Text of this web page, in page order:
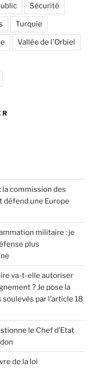
Sécurité
Turquie
Vallée de l'Orbiel
la commission des
défend une Europe
militaire : je
plus
va-t-elle autoriser
? Je pose la
par l’article 18
le Chef d’Etat
de la loi